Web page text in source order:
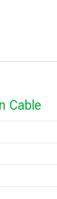
Cable